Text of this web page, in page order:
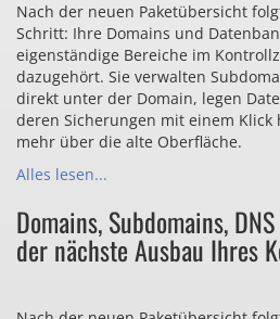
Nach der neuen Paketübersicht
Schritt: Ihre Domains und
eigenständige Bereiche im
dazugehört. Sie verwalten
direkt unter der Domain, legen
deren Sicherungen mit einem Klick
mehr über die alte Oberfläche.
Alles lesen...
Domains, Subdomains,
der nächste Ausbau Ihres